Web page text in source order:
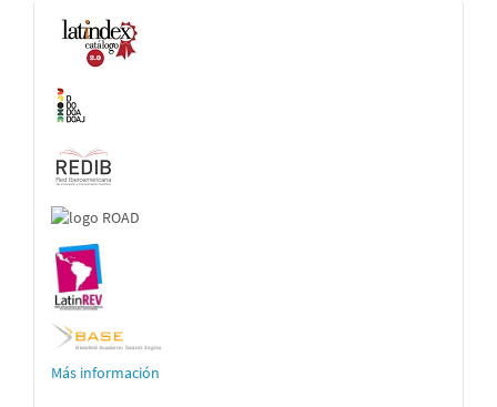
Indexaciones
Más información